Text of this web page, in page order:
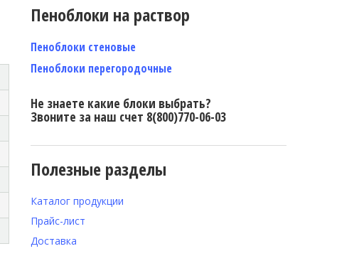
Пеноблоки на раствор
Пеноблоки стеновые
Пеноблоки перегородочные
Не знаете какие блоки выбрать?
Звоните за наш счет 8(800)770-06-03
Полезные разделы
Каталог продукции
Прайс-лист
Доставка